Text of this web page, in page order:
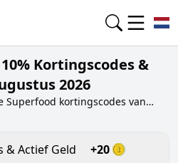
Kortingscodes &
2026
Superfood kortingscodes van
2026
de code te testen. Ontvang
jeSuperfood
kortingscodes
& Actief Geld +20